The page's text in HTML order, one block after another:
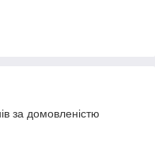
за домовленістю